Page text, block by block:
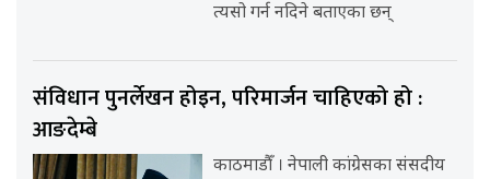
त्यसो गर्न नदिने बताएका छन्
संविधान पुनर्लेखन होइन, परिमार्जन चाहिएको हो :
आङदेम्बे
काठमाडौँ । नेपाली कांग्रेसका संसदीय